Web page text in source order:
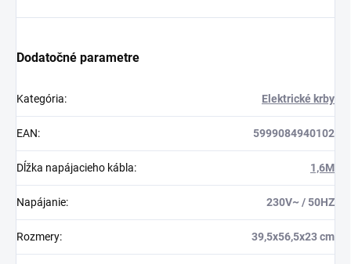
Dodatočné parametre
Kategória: Elektrické krby
EAN: 5999084940102
Dĺžka napájacieho kábla: 1,6M
Napájanie: 230V~ / 50HZ
Rozmery: 39,5x56,5x23 cm